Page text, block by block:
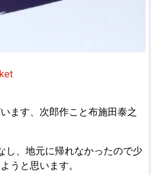
ます、次郎作こと布施田泰之
し、地元に帰れなかったので少
うと思います。